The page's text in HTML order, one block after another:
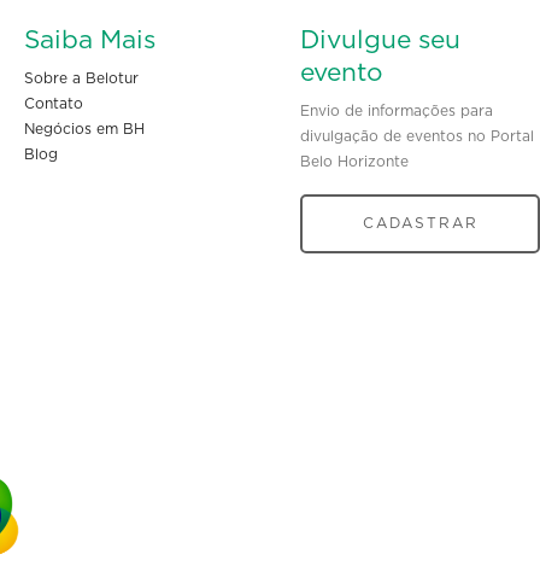
Saiba Mais
Sobre a Belotur
Contato
Negócios em BH
Blog
Divulgue seu
evento
Envio de informações para
divulgação de eventos no Portal
Belo Horizonte
CADASTRAR